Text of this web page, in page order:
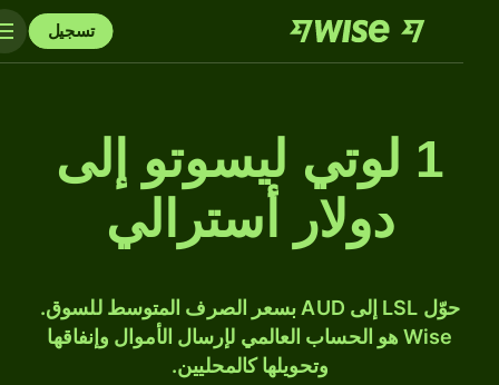
تسجيل
1 لوتي ليسوتو إلى
دولار أسترالي
حوّل LSL إلى AUD بسعر الصرف المتوسط للسوق.
Wise هو الحساب العالمي لإرسال الأموال وإنفاقها
وتحويلها كالمحليين.